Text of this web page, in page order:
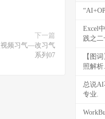
下一篇
视频习气—改习气
系列07
Excel
践之二
【图
照解析.
总说AI
专业.